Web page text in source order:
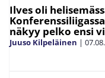
Ilves oli
näkyy pelko ensi
Juuso Kilpeläinen |